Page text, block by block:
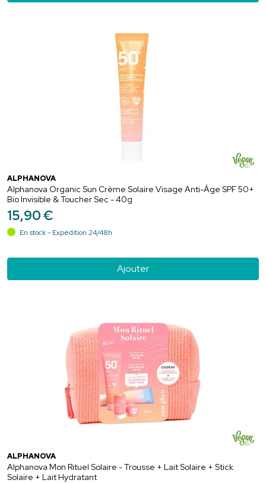
ALPHANOVA
Alphanova Organic Sun Crème Solaire Visage Anti-Âge SPF 50+
Bio Invisible & Toucher Sec - 40g
15,90€
En stock - Expédition 24/48h
Ajouter
ALPHANOVA
Alphanova Mon Rituel Solaire - Trousse + Lait Solaire + Stick
Solaire + Lait Hydratant